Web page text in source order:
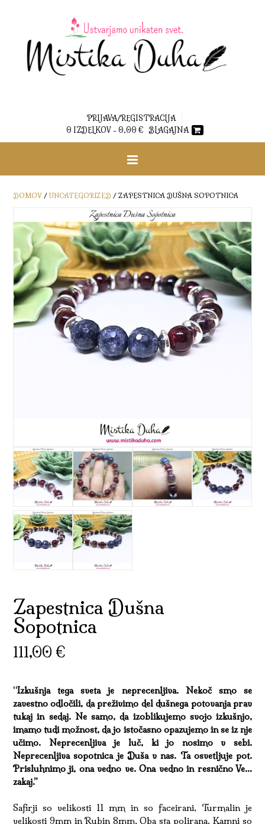
PRIJAVA/REGISTRACIJA
0 IZDELKOV - 0,00 € BLAGAJNA
DOMOV / UNCATEGORIZED / ZAPESTNICA DUŠNA SOPOTNICA
Zapestnica Dušna
Sopotnica
111,00 €
“Izkušnja tega sveta je neprecenljiva. Nekoč smo se
zavestno odločili, da preživimo del dušnega potovanja prav
tukaj in sedaj. Ne samo, da izoblikujemo svojo izkušnjo,
imamo tudi možnost, da jo istočasno opazujemo in se iz nje
učimo. Neprecenljiva je luč, ki jo nosimo v sebi.
Neprecenljiva sopotnica je Duša v nas. Ta osvetljuje pot.
Prisluhnimo ji, ona vedno ve. Ona vedno in resnično Ve…
zakaj.”
Safirji so velikosti 11 mm in so faceirani, Turmalin je
velikosti 9mm in Rubin 8mm. Oba sta polirana. Kamni so